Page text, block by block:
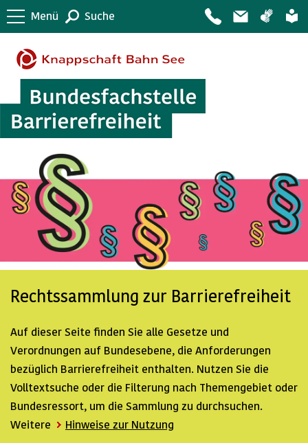
Menü Suche
Rechtssammlung zur Barrierefreiheit
Auf dieser Seite finden Sie alle Gesetze und
Verordnungen auf Bundesebene, die Anforderungen
bezüglich Barrierefreiheit enthalten. Nutzen Sie die
Volltextsuche oder die Filterung nach Themengebiet oder
Bundesressort, um die Sammlung zu durchsuchen.
Weitere
Hinweise zur Nutzung